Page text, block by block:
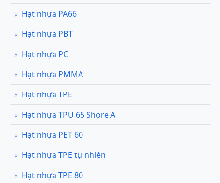
Hạt nhựa PA66
Hạt nhựa PBT
Hạt nhựa PC
Hạt nhựa PMMA
Hạt nhựa TPE
Hạt nhựa TPU 65 Shore A
Hạt nhựa PET 60
Hạt nhựa TPE tự nhiên
Hạt nhựa TPE 80